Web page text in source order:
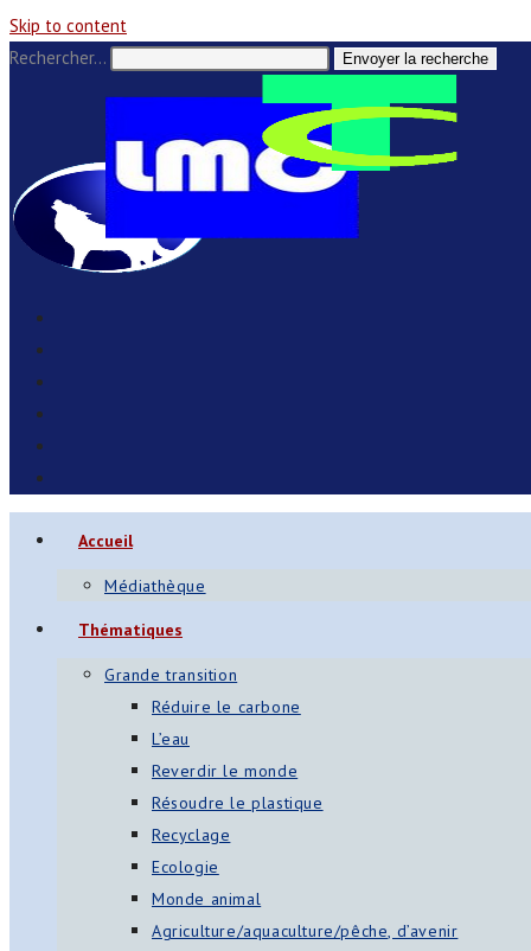
Skip to content
Rechercher…
Envoyer la recherche
Accueil
Médiathèque
Thématiques
Grande transition
Réduire le carbone
L’eau
Reverdir le monde
Résoudre le plastique
Recyclage
Ecologie
Monde animal
Agriculture/aquaculture/pêche, d’avenir